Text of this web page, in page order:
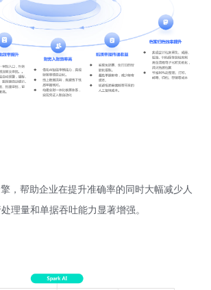
，帮助企业在提升准确率的同时大幅减少人
理量和单据吞吐能力显著增强。